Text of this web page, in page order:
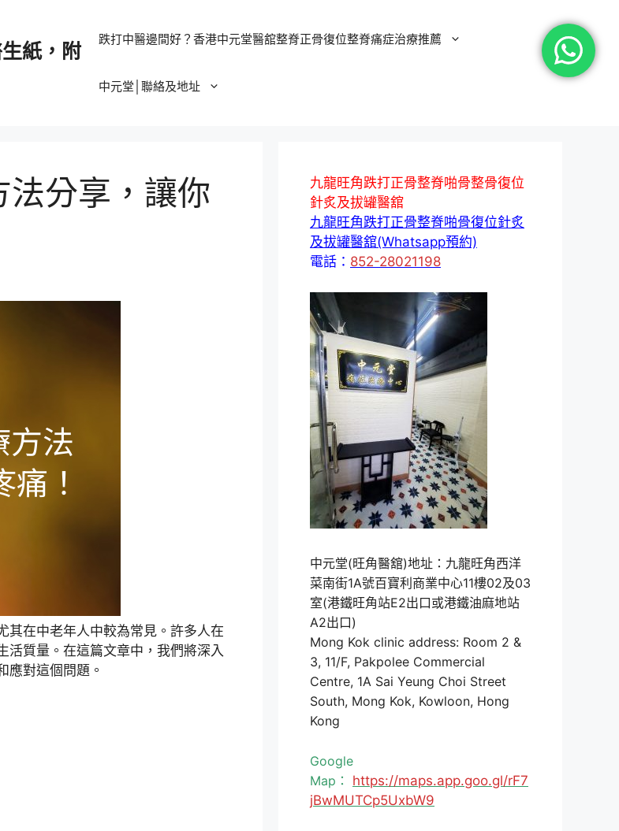
紙，附
跌打中醫邊間好？香港中元堂醫舘整脊正骨復位整脊痛症治療推薦
中元堂│聯絡及地址
分享，讓你
其在中老年人中較為常見。許多人在
活質量。在這篇文章中，我們將深入
應對這個問題。
九龍旺角跌打正骨整脊啪骨整骨復位
針炙及拔罐醫舘
九龍旺角跌打正骨整脊啪骨復位針炙
及拔罐醫舘(Whatsapp預約)
電話： 852-28021198
中元堂(旺角醫舘)地址：九龍旺角西洋
菜南街1A號百寶利商業中心11樓02及03
室(港鐵旺角站E2出口或港鐵油麻地站
A2出口)
Mong Kok clinic address: Room 2 &
3, 11/F, Pakpolee Commercial
Centre, 1A Sai Yeung Choi Street
South, Mong Kok, Kowloon, Hong
Kong
Google
Map： https://maps.app.goo.gl/rF7
jBwMUTCp5UxbW9